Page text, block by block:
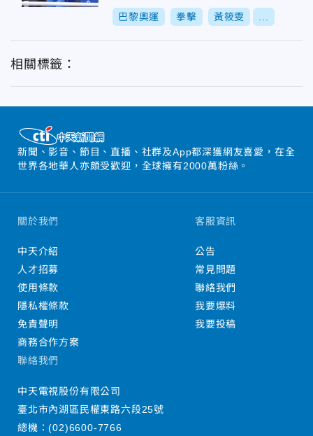
巴黎奧運 拳擊 黃筱雯
相關標籤：
新聞、影音、節目、直播、社群及App都深獲網友喜愛，在全
世界各地華人亦頗受歡迎，全球擁有2000萬粉絲。
關於我們
中天介紹
人才招募
使用條款
隱私權條款
免責聲明
商務合作方案
客服資訊
公告
常見問題
聯絡我們
我要爆料
我要投稿
聯絡我們
中天電視股份有限公司
臺北市內湖區民權東路六段25號
總機：(02)6600-7766